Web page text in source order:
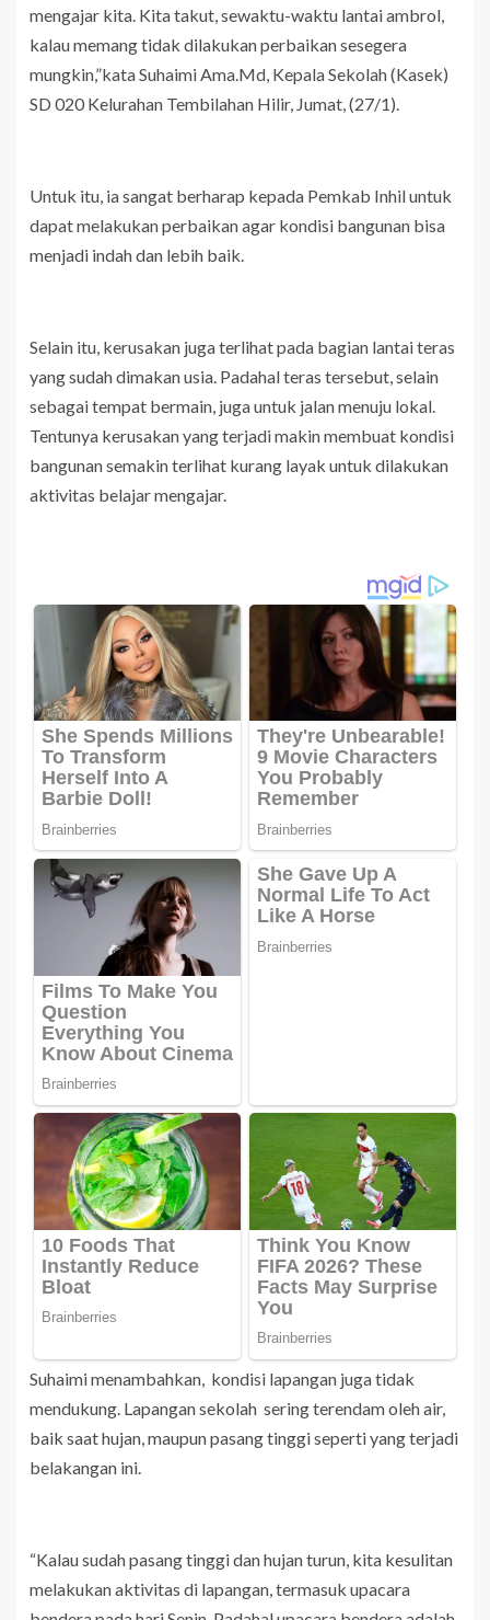
mengajar kita. Kita takut, sewaktu-waktu lantai ambrol,
kalau memang tidak dilakukan perbaikan sesegera
mungkin,”kata Suhaimi Ama.Md, Kepala Sekolah (Kasek)
SD 020 Kelurahan Tembilahan Hilir, Jumat, (27/1).
Untuk itu, ia sangat berharap kepada Pemkab Inhil untuk
dapat melakukan perbaikan agar kondisi bangunan bisa
menjadi indah dan lebih baik.
Selain itu, kerusakan juga terlihat pada bagian lantai teras
yang sudah dimakan usia. Padahal teras tersebut, selain
sebagai tempat bermain, juga untuk jalan menuju lokal.
Tentunya kerusakan yang terjadi makin membuat kondisi
bangunan semakin terlihat kurang layak untuk dilakukan
aktivitas belajar mengajar.
Suhaimi menambahkan, kondisi lapangan juga tidak
mendukung. Lapangan sekolah sering terendam oleh air,
baik saat hujan, maupun pasang tinggi seperti yang terjadi
belakangan ini.
“Kalau sudah pasang tinggi dan hujan turun, kita kesulitan
melakukan aktivitas di lapangan, termasuk upacara